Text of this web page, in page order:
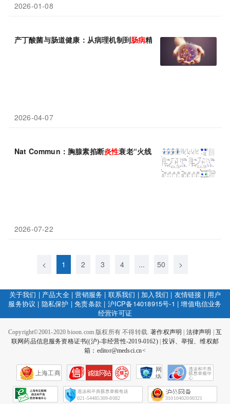
2026-01-08
产丁酸菌与肠道健康：从病理机制到肠病精准防治的研究进展
2026-04-07
Nat Commun：胸腺素掐断炎性衰老“火线”的天然刹车器
2026-07-22
< 1 2 3 4 ... 50 >
关于我们 | 产品大全|营销服务 | 联系我们 | 加入我们 | 友情链接 | 用户
服务协议 | 隐私保护 |免责条款 | 沪ICP备14018915号-1 |增值电信业务
经营许可证
Copyright©2001-2020 bioon.com 版权所有 不得转载.著作权声明 法律声明
互
联网药品信息服务资格证书((沪)-非经营性-2019-0162)|投诉、举报、维权邮
箱：editor@medsci.cn<
上海工商
网
络
会
征
021-54485309-8082 31010402000321